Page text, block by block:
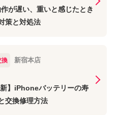
が遅い、重いと感じたとき
策と対処法
換
新宿本店
新】iPhoneバッテリーの寿
交換修理方法